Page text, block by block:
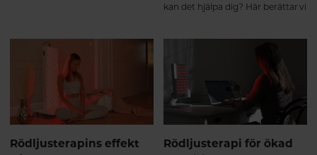
smärttröskeln och göra det ännu
svårare att häva smärtan. Nya
rön tyder på att ljusterapi kan
vara ett biverkningsfritt alternativ
eller komplement till andra
smärtlindrande behandlingar.
kan det hjälpa dig? Här berättar vi
Rödljusterapins effekt
Rödljusterapi för ökad